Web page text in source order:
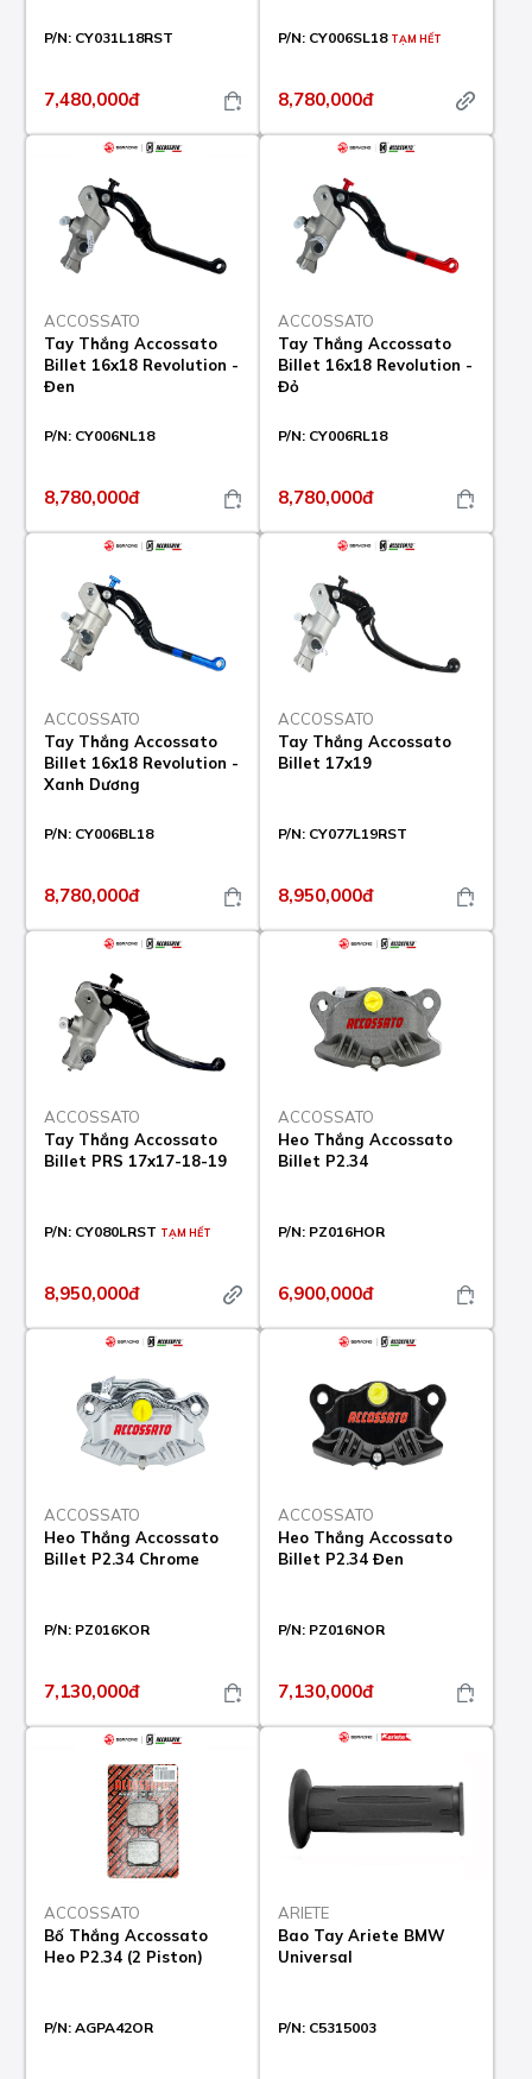
P/N: CY031L18RST
7,480,000đ
P/N: CY006SL18 TẠM HẾT
8,780,000đ
ACCOSSATO
Tay Thắng Accossato
Billet 16x18 Revolution -
Đen
P/N: CY006NL18
8,780,000đ
ACCOSSATO
Tay Thắng Accossato
Billet 16x18 Revolution -
Đỏ
P/N: CY006RL18
8,780,000đ
ACCOSSATO
Tay Thắng Accossato
Billet 16x18 Revolution -
Xanh Dương
P/N: CY006BL18
8,780,000đ
ACCOSSATO
Tay Thắng Accossato
Billet 17x19
P/N: CY077L19RST
8,950,000đ
ACCOSSATO
Tay Thắng Accossato
Billet PRS 17x17-18-19
P/N: CY080LRST TẠM HẾT
8,950,000đ
ACCOSSATO
Heo Thắng Accossato
Billet P2.34
P/N: PZ016HOR
6,900,000đ
ACCOSSATO
Heo Thắng Accossato
Billet P2.34 Chrome
P/N: PZ016KOR
7,130,000đ
ACCOSSATO
Heo Thắng Accossato
Billet P2.34 Đen
P/N: PZ016NOR
7,130,000đ
ACCOSSATO
Bố Thắng Accossato
Heo P2.34 (2 Piston)
P/N: AGPA42OR
ARIETE
Bao Tay Ariete BMW
Universal
P/N: C5315003